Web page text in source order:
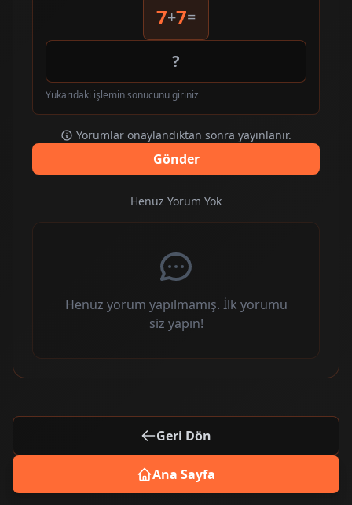
7+7=
Yukarıdaki işlemin sonucunu giriniz
Yorumlar onaylandıktan sonra yayınlanır.
Gönder
Henüz Yorum Yok
Henüz yorum yapılmamış. İlk yorumu
siz yapın!
Geri Dön
Ana Sayfa